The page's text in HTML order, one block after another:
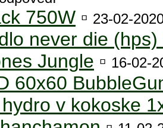
750W ▫ 23-02-
never die (hps)
Jungle ▫ 16-02-
60x60
v kokoske